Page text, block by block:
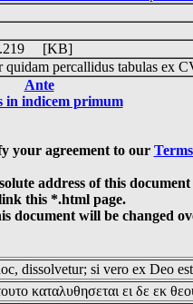
[KB]
quidam percallidus tabulas ex
Ante
in indicem primum
your agreement to our
address of this document
this *.html page.
document will be changed
dissolvetur; si vero ex Deo
καταλυθησεται ει δε εκ